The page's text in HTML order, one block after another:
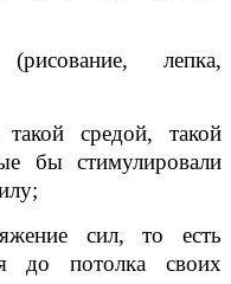
лепка,
средой, такой
бы стимулировали
сил, то есть
до потолка своих